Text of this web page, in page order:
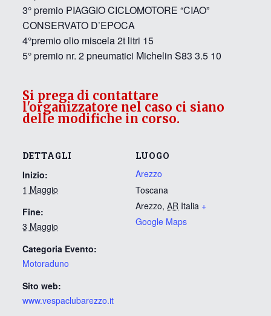
3° premio PIAGGIO CICLOMOTORE “CIAO”
CONSERVATO D’EPOCA
4°premio olio miscela 2t litri 15
5° premio nr. 2 pneumatici Michelin S83 3.5 10
DETTAGLI
Inizio:
1 Maggio
Fine:
3 Maggio
Categoria Evento:
Motoraduno
Sito web:
www.vespaclubarezzo.it
LUOGO
Arezzo
Toscana
Arezzo, AR Italia +
Google Maps
Si prega di contattare
l'organizzatore nel caso ci siano
delle modifiche in corso.